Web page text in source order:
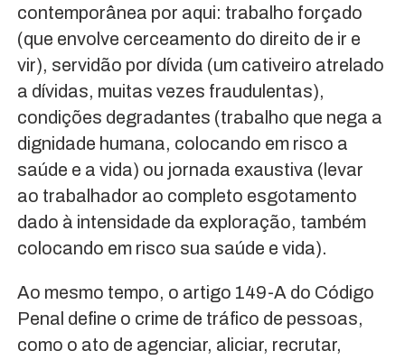
contemporânea por aqui: trabalho forçado
(que envolve cerceamento do direito de ir e
vir), servidão por dívida (um cativeiro atrelado
a dívidas, muitas vezes fraudulentas),
condições degradantes (trabalho que nega a
dignidade humana, colocando em risco a
saúde e a vida) ou jornada exaustiva (levar
ao trabalhador ao completo esgotamento
dado à intensidade da exploração, também
colocando em risco sua saúde e vida).
Ao mesmo tempo, o artigo 149-A do Código
Penal define o crime de tráfico de pessoas,
como o ato de agenciar, aliciar, recrutar,